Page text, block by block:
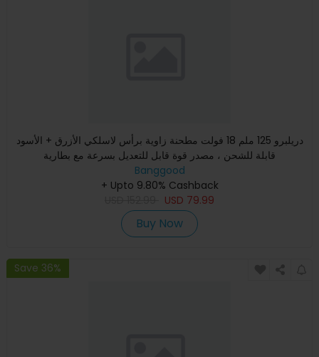
دريلبرو 125 ملم 18 فولت مطحنة زاوية برأس لاسلكي الأزرق + الأسود
قابلة للشحن ، مصدر قوة قابل للتعديل بسرعة مع بطارية
Banggood
+ Upto 9.80% Cashback
USD 79.99
Buy Now
Save 36%